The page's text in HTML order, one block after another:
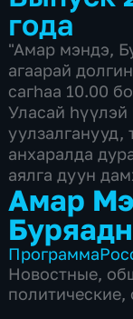
года
"Амар мэндэ,
агаарай
сагhаа 10.00
Уласай
уулзалганууд,
анхаралда
аялга дуун
Амар
Программа
Новостные,
политические,